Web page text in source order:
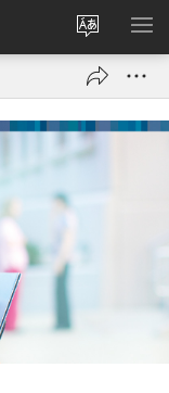
Changer
la
langue
du
site